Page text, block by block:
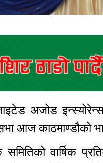
अजोड
आज काठमाण्डौको
वार्षिक